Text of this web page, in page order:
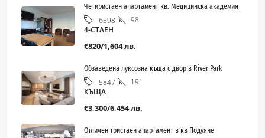
Четиристаен апартамент кв. Медицинска академия
6598
98
4-СТАЕН
€820/1,604 лв.
Обзаведена луксозна къща с двор в River Park
5847
191
КЪЩА
€3,300/6,454 лв.
Отличен тристаен апартамент в кв Подуяне